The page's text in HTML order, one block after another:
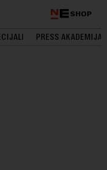
SHOP
PRESS AKADEMIJA